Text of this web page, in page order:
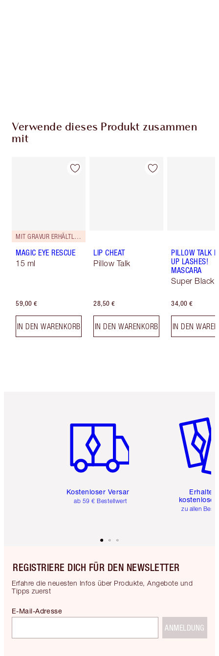
Verwende dieses Produkt zusammen
mit
MIT GRAVUR ERHÄLTLICH
MAGIC EYE RESCUE
15 ml
59,00 €
IN DEN WARENKORB
LIP CHEAT
Pillow Talk
28,50 €
IN DEN WARENKORB
PILLOW TALK
UP LASHES!
MASCARA
Super Black
34,00 €
IN DEN
Kostenloser Versand
ab 59 € Bestellwert
Erhalte
kostenlose
zu allen
REGISTRIERE DICH FÜR DEN NEWSLETTER
Erfahre die neuesten Infos über Produkte, Angebote und
Tipps zuerst
E-Mail-Adresse
ANMELDUNG